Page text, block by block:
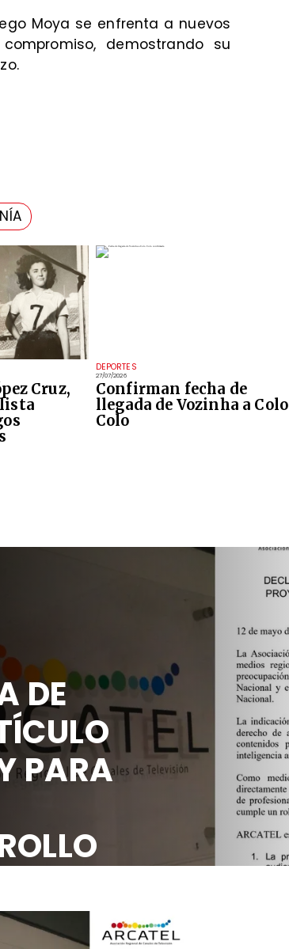
Cruz,
DEPORTES
27/07/2026
Confirman fecha de
llegada de Vozinha a Colo
Colo
Moya se enfrenta a nuevos
demostrando su
DE
PARA